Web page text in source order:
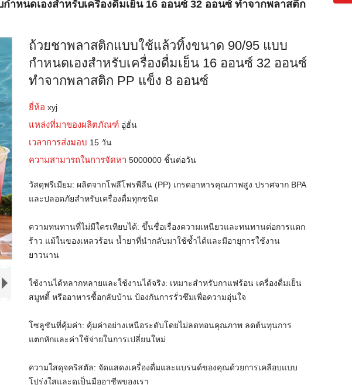
หนดเองสำหรับเครื่องดื่มเย็น 16 ออนซ์ 32 ออนซ์ ทำจากพลาสติก
ถ้วยชาพลาสติกแบบใช้แล้วทิ้งขนาด 90/95 แบบ
กำหนดเองสำหรับเครื่องดื่มเย็น 16 ออนซ์ 32 ออนซ์
ทำจากพลาสติก PP แข็ง 8 ออนซ์
ยี่ห้อxyj
แหล่งที่มาของผลิตภัณฑ์ อู่ฮั่น
เวลาการส่งมอบ 15 วัน
ความสามารถในการจัดหา5000000 ชิ้นต่อวัน
วัสดุพรีเมียม: ผลิตจากโพลีโพรพีลีน (PP) เกรดอาหารคุณภาพสูง ปราศจาก BPA
และปลอดภัยสำหรับเครื่องดื่มทุกชนิด
ความทนทานที่ไม่มีใครเทียบได้: ขึ้นชื่อเรื่องความเหนียวและทนทานต่อการแตก
ร้าว แม้ในของเหลวร้อน น้ำยาที่นำกลับมาใช้ซ้ำได้และมีอายุการใช้งาน
ยาวนาน
ใช้งานได้หลากหลายและใช้งานได้จริง: เหมาะสำหรับกาแฟร้อน เครื่องดื่มเย็น
สมูทตี้ หรืออาหารซื้อกลับบ้าน ป้องกันการรั่วซึมเพื่อความอุ่นใจ
โซลูชันที่คุ้มค่า: คุ้มค่าอย่างเหนือระดับโดยไม่ลดทอนคุณภาพ ลดต้นทุนการ
แตกหักและค่าใช้จ่ายในการเปลี่ยนใหม่
ความใสดุจคริสตัล: จัดแสดงเครื่องดื่มและแบรนด์ของคุณด้วยการเคลือบแบบ
โปร่งใสและดูเป็นมืออาชีพของเรา